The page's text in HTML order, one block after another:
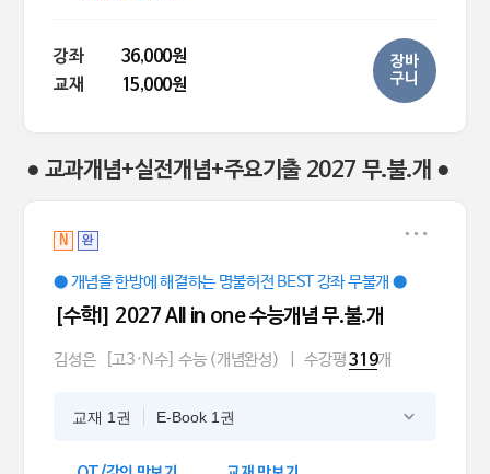
강좌
36,000원
교재
15,000원
장바
구니
● 교과개념+실전개념+주요기출 2027 무.불.개 ●
N 완
● 개념을 한방에 해결하는 명불허전 BEST 강좌 무불개 ●
[수학l] 2027 All in one 수능개념 무.불.개
김성은 [고3·N수] 수능 (개념완성) 수강평319개
교재 1권 E-Book 1권